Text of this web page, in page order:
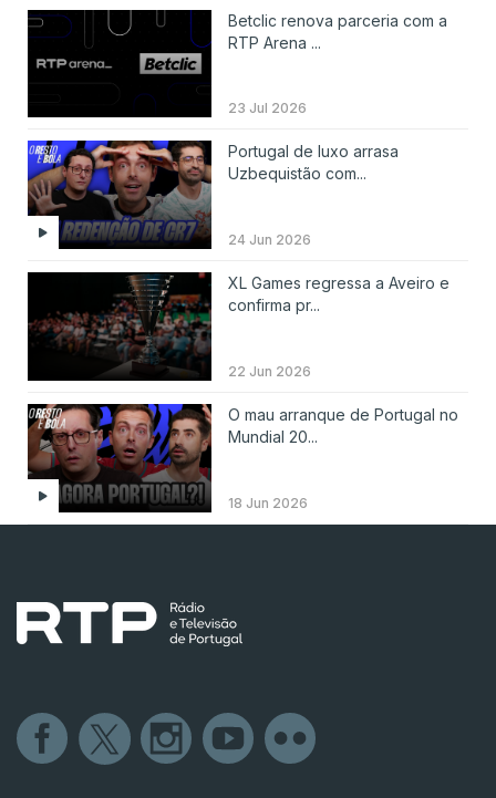
Betclic renova parceria com a
RTP Arena ...
23 Jul 2026
Portugal de luxo arrasa
Uzbequistão com...
24 Jun 2026
XL Games regressa a Aveiro e
confirma pr...
22 Jun 2026
O mau arranque de Portugal no
Mundial 20...
18 Jun 2026